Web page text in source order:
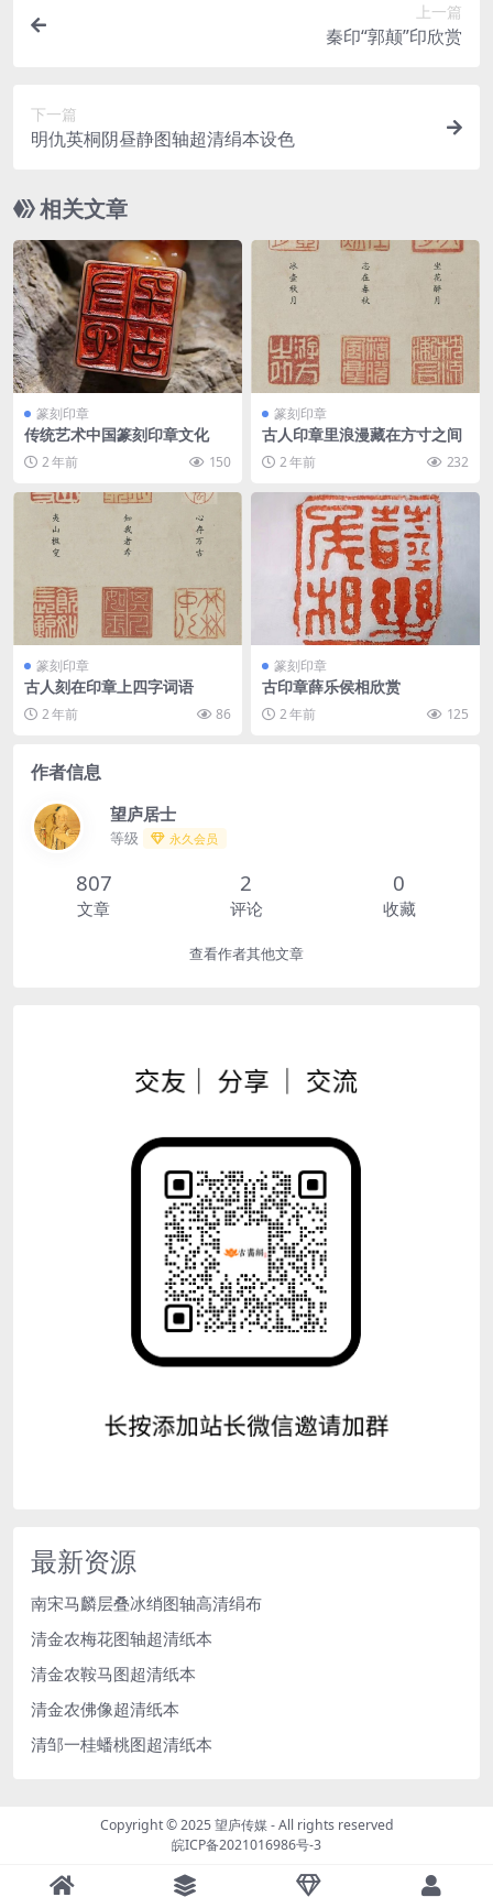
上一篇
秦印“郭颠”印欣赏
下一篇
明仇英桐阴昼静图轴超清绢本设色
相关文章
篆刻印章
传统艺术中国篆刻印章文化
2 年前 150
篆刻印章
古人印章里浪漫藏在方寸之间
2 年前 232
篆刻印章
古人刻在印章上四字词语
2 年前 86
篆刻印章
古印章薛乐侯相欣赏
2 年前 125
作者信息
望庐居士
等级 永久会员
807
文章
2
评论
0
收藏
查看作者其他文章
最新资源
南宋马麟层叠冰绡图轴高清绢布
清金农梅花图轴超清纸本
清金农鞍马图超清纸本
清金农佛像超清纸本
清邹一桂蟠桃图超清纸本
Copyright © 2025望庐传媒- All rights reserved
皖ICP备2021016986号-3